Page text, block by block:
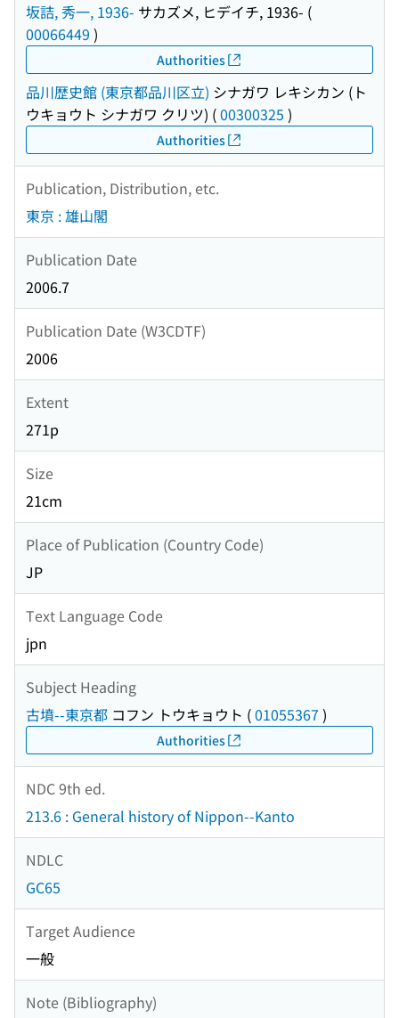
坂詰, 秀一, 1936- サカズメ, ヒデイチ, 1936- (
00066449 )
Authorities
品川歴史館 (東京都品川区立) シナガワ レキシカン (ト
ウキョウト シナガワ クリツ) (00300325 )
Authorities
Publication, Distribution, etc.
東京 : 雄山閣
Publication Date
2006.7
Publication Date (W3CDTF)
2006
Extent
271p
Size
21cm
Place of Publication (Country Code)
JP
Text Language Code
jpn
Subject Heading
古墳--東京都 コフン トウキョウト (01055367 )
Authorities
NDC 9th ed.
213.6 : General history of Nippon--Kanto
NDLC
GC65
Target Audience
一般
Note (Bibliography)